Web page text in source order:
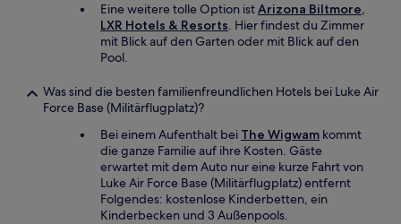
Eine weitere tolle Option istArizona Biltmore,
LXR Hotels & Resorts. Hier findest du Zimmer
mit Blick auf den Garten oder mit Blick auf den
Pool.
Was sind die besten familienfreundlichen Hotels bei Luke Air
Force Base (Militärflugplatz)?
Bei einem Aufenthalt bei The Wigwam kommt
die ganze Familie auf ihre Kosten. Gäste
erwartet mit dem Auto nur eine kurze Fahrt von
Luke Air Force Base (Militärflugplatz) entfernt
Folgendes: kostenlose Kinderbetten, ein
Kinderbecken und 3 Außenpools.